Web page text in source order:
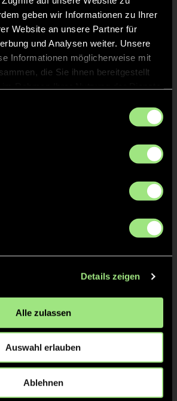
geben wir Informationen zu Ihrer
Website an unsere Partner für
und Analysen weiter. Unsere
Informationen möglicherweise mit
die Sie ihnen bereitgestellt
Details zeigen
Alle zulassen
Auswahl erlauben
Ablehnen